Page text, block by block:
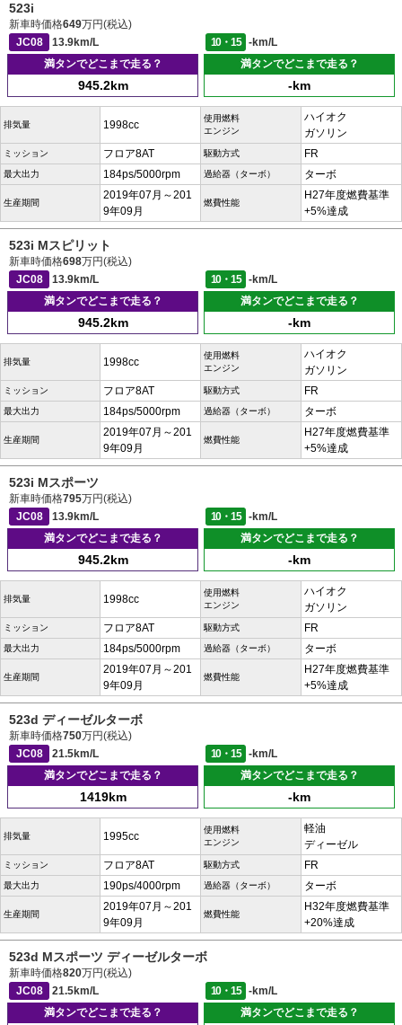
523i
新車時価格649万円(税込)
JC08
13.9km/L 10・15
-km/L
満タンでどこまで走る？
945.2km
満タンでどこまで走る？
-km
排気量 1998cc
使用燃料
エンジン
ハイオク
ガソリン
ミッション フロア8AT 駆動方式 FR
最大出力 184ps/5000rpm 過給器（ターボ） ターボ
生産期間
2019年07月～201
9年09月
燃費性能
H27年度燃費基準
+5%達成
523i Mスピリット
新車時価格698万円(税込)
JC08
13.9km/L 10・15
-km/L
満タンでどこまで走る？
945.2km
満タンでどこまで走る？
-km
排気量 1998cc
使用燃料
エンジン
ハイオク
ガソリン
ミッション フロア8AT 駆動方式 FR
最大出力 184ps/5000rpm 過給器（ターボ） ターボ
生産期間
2019年07月～201
9年09月
燃費性能
H27年度燃費基準
+5%達成
523i Mスポーツ
新車時価格795万円(税込)
JC08
13.9km/L 10・15
-km/L
満タンでどこまで走る？
945.2km
満タンでどこまで走る？
-km
排気量 1998cc
使用燃料
エンジン
ハイオク
ガソリン
ミッション フロア8AT 駆動方式 FR
最大出力 184ps/5000rpm 過給器（ターボ） ターボ
生産期間
2019年07月～201
9年09月
燃費性能
H27年度燃費基準
+5%達成
523d ディーゼルターボ
新車時価格750万円(税込)
JC08
21.5km/L 10・15
-km/L
満タンでどこまで走る？
1419km
満タンでどこまで走る？
-km
排気量 1995cc
使用燃料
エンジン
軽油
ディーゼル
ミッション フロア8AT 駆動方式 FR
最大出力 190ps/4000rpm 過給器（ターボ） ターボ
生産期間
2019年07月～201
9年09月
燃費性能
H32年度燃費基準
+20%達成
523d Mスポーツ ディーゼルターボ
新車時価格820万円(税込)
JC08
21.5km/L 10・15
-km/L
満タンでどこまで走る？
満タンでどこまで走る？